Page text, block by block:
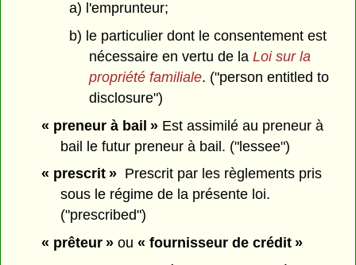
a) l'emprunteur;
b) le particulier dont le consentement est
nécessaire en vertu de la Loi sur la
propriété familiale. ("person entitled to
disclosure")
« preneur à bail »Est assimilé au preneur à
bail le futur preneur à bail. ("lessee")
« prescrit »Prescrit par les règlements pris
sous le régime de la présente loi.
("prescribed")
« prêteur »ou « fournisseur de crédit »